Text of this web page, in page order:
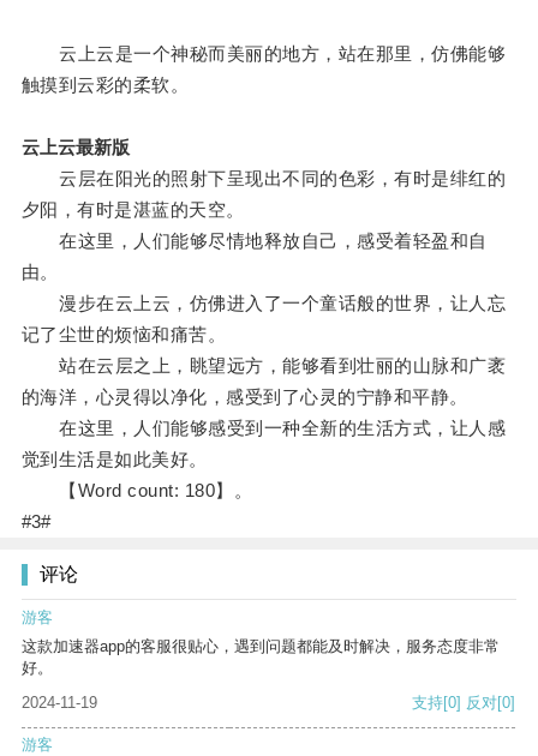
云上云是一个神秘而美丽的地方，站在那里，仿佛能够
触摸到云彩的柔软。
云上云最新版
云层在阳光的照射下呈现出不同的色彩，有时是绯红的
夕阳，有时是湛蓝的天空。
在这里，人们能够尽情地释放自己，感受着轻盈和自
由。
漫步在云上云，仿佛进入了一个童话般的世界，让人忘
记了尘世的烦恼和痛苦。
站在云层之上，眺望远方，能够看到壮丽的山脉和广袤
的海洋，心灵得以净化，感受到了心灵的宁静和平静。
在这里，人们能够感受到一种全新的生活方式，让人感
觉到生活是如此美好。
【Word count: 180】。
#3#
评论
游客
这款加速器app的客服很贴心，遇到问题都能及时解决，服务态度非常
好。
2024-11-19
支持[0] 反对[0]
游客